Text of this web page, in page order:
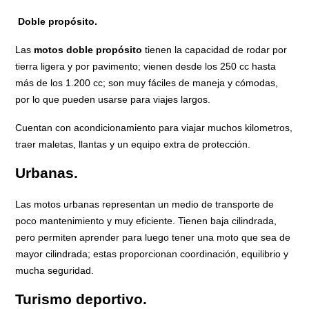
Doble propósito.
Las motos doble propósito tienen la capacidad de rodar por
tierra ligera y por pavimento; vienen desde los 250 cc hasta
más de los 1.200 cc; son muy fáciles de maneja y cómodas,
por lo que pueden usarse para viajes largos.
Cuentan con acondicionamiento para viajar muchos kilometros,
traer maletas, llantas y un equipo extra de protección.
Urbanas.
Las motos urbanas representan un medio de transporte de
poco mantenimiento y muy eficiente. Tienen baja cilindrada,
pero permiten aprender para luego tener una moto que sea de
mayor cilindrada; estas proporcionan coordinación, equilibrio y
mucha seguridad.
Turismo deportivo.